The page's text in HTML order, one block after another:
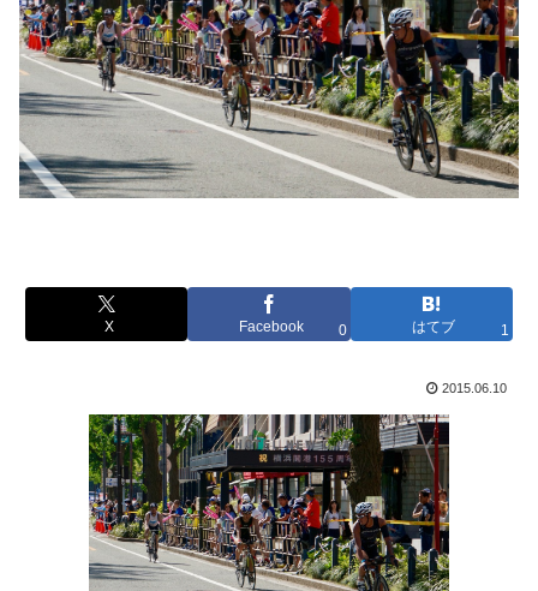
X Facebook 0 はてブ 1
2015.06.10